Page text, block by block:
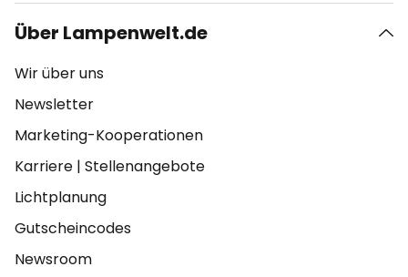
Über Lampenwelt.de
Wir über uns
Newsletter
Marketing-Kooperationen
Karriere | Stellenangebote
Lichtplanung
Gutscheincodes
Newsroom